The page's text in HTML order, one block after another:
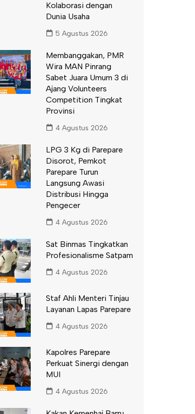
Kolaborasi dengan
Dunia Usaha
5 Agustus 2026
Membanggakan, PMR
Wira MAN Pinrang
Sabet Juara Umum 3 di
Ajang Volunteers
Competition Tingkat
Provinsi
4 Agustus 2026
LPG 3 Kg di Parepare
Disorot, Pemkot
Parepare Turun
Langsung Awasi
Distribusi Hingga
Pengecer
4 Agustus 2026
Sat Binmas Tingkatkan
Profesionalisme Satpam
4 Agustus 2026
Staf Ahli Menteri Tinjau
Layanan Lapas Parepare
4 Agustus 2026
Kapolres Parepare
Perkuat Sinergi dengan
MUI
4 Agustus 2026